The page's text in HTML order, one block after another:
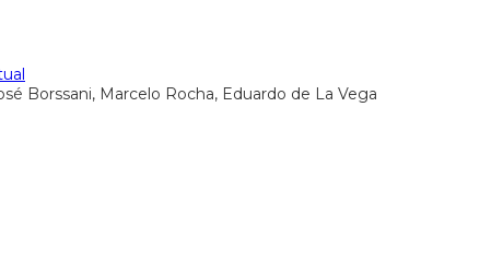
Borssani, Marcelo Rocha, Eduardo de La Vega